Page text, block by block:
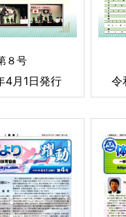
８号
4月1日発行 令